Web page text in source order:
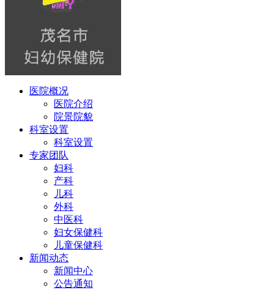
医院概况
医院介绍
院景院貌
科室设置
科室设置
专家团队
妇科
产科
儿科
外科
中医科
妇女保健科
儿童保健科
新闻动态
新闻中心
公告通知